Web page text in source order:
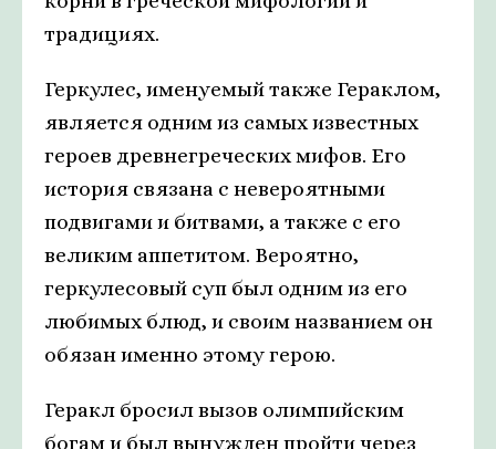
традициях.
Геркулес, именуемый также Гераклом,
является одним из самых известных
героев древнегреческих мифов. Его
история связана с невероятными
подвигами и битвами, а также с его
великим аппетитом. Вероятно,
геркулесовый суп был одним из его
любимых блюд, и своим названием он
обязан именно этому герою.
Геракл бросил вызов олимпийским
богам и был вынужден пройти через